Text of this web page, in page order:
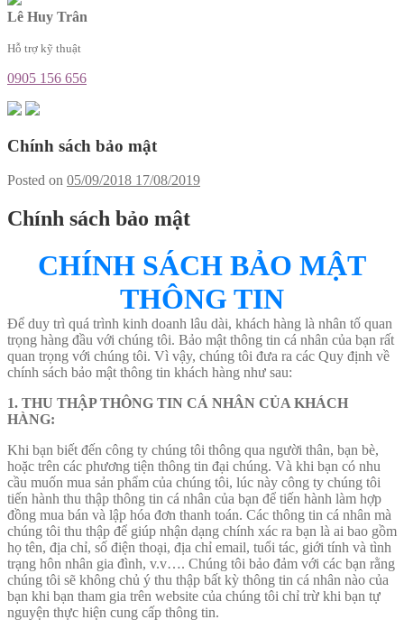
Lê Huy Trân
Hỗ trợ kỹ thuật
0905 156 656
Chính sách bảo mật
Posted on 05/09/2018 17/08/2019
Chính sách bảo mật
CHÍNH SÁCH BẢO MẬT
THÔNG TIN
Để duy trì quá trình kinh doanh lâu dài, khách hàng là nhân tố quan
trọng hàng đầu với chúng tôi. Bảo mật thông tin cá nhân của bạn rất
quan trọng với chúng tôi. Vì vậy, chúng tôi đưa ra các Quy định về
chính sách bảo mật thông tin khách hàng như sau:
1. THU THẬP THÔNG TIN CÁ NHÂN CỦA KHÁCH
HÀNG:
Khi bạn biết đến công ty chúng tôi thông qua người thân, bạn bè,
hoặc trên các phương tiện thông tin đại chúng. Và khi bạn có nhu
cầu muốn mua sản phẩm của chúng tôi, lúc này công ty chúng tôi
tiến hành thu thập thông tin cá nhân của bạn để tiến hành làm hợp
đồng mua bán và lập hóa đơn thanh toán. Các thông tin cá nhân mà
chúng tôi thu thập để giúp nhận dạng chính xác ra bạn là ai bao gồm
họ tên, địa chỉ, số điện thoại, địa chỉ email, tuổi tác, giới tính và tình
trạng hôn nhân gia đình, v.v…. Chúng tôi bảo đảm với các bạn rằng
chúng tôi sẽ không chủ ý thu thập bất kỳ thông tin cá nhân nào của
bạn khi bạn tham gia trên website của chúng tôi chỉ trừ khi bạn tự
nguyện thực hiện cung cấp thông tin.